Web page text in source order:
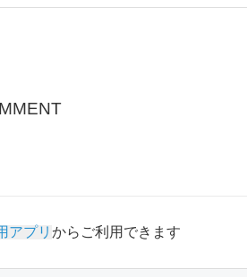
アプリ からご利用できます